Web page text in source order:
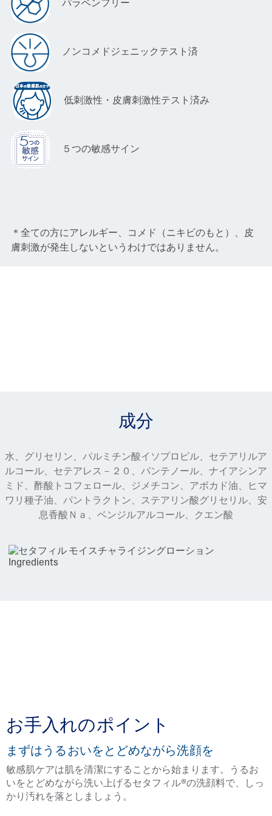
パラベンフリー
ノンコメドジェニックテスト済
低刺激性・皮膚刺激性テスト済み
５つの敏感サイン
＊全ての方にアレルギー、コメド（ニキビのもと）、皮
膚刺激が発生しないというわけではありません。
成分
水、グリセリン、パルミチン酸イソプロピル、セテアリルア
ルコール、セテアレス－２０、パンテノール、ナイアシンア
ミド、酢酸トコフェロール、ジメチコン、アボカド油、ヒマ
ワリ種子油、パントラクトン、ステアリン酸グリセリル、安
息香酸Ｎａ、ベンジルアルコール、クエン酸
お手入れのポイント
まずはうるおいをとどめながら洗顔を
敏感肌ケアは肌を清潔にすることから始まります。うるお
いをとどめながら洗い上げるセタフィル®の洗顔料で、しっ
かり汚れを落としましょう。